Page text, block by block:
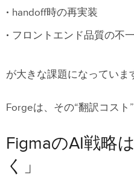
handoff時の再実装
フロントエンド品質の不
が大きな課題になっていま
Forgeは、その“翻訳コスト
FigmaのAI戦略
く」